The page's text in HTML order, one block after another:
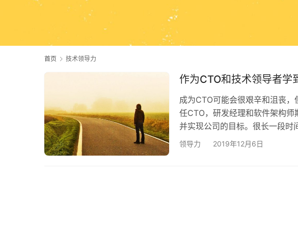
首页 技术领导力
作为CTO和技术领导者学
成为CTO可能会很艰辛和沮丧
任CTO，研发经理和软件架构
并实现公司的目标。很长一段时
章中，我将根据我的个人经验，
领导力 2019年12月6日